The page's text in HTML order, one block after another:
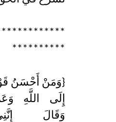
**********
{وَمَنْ أَحْسَنُ
إِلَى اللَّهِ
وَقَالَ